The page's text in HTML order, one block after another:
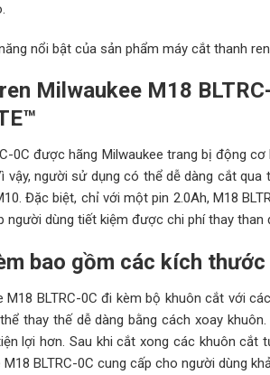
nổi bật của sản phẩm máy cắt thanh
Milwaukee M18
0C được hãng Milwaukee trang bị động
vậy, người sử dụng có thể dễ dàng cắt
Đặc biệt, chỉ với một pin 2.0Ah, M18
người dùng tiết kiệm được chi phí thay
bao gồm các kích
M18 BLTRC-0C đi kèm bộ khuôn cắt với
thay thế dễ dàng bằng cách xoay
lợi hơn. Sau khi cắt xong các khuôn
BLTRC-0C cung cấp cho người dùng